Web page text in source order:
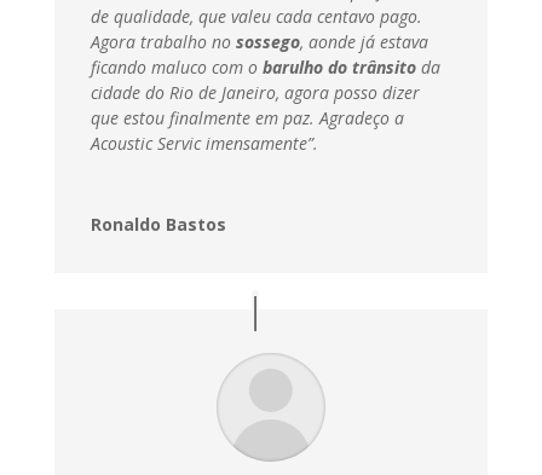
de qualidade, que valeu cada centavo pago.
Agora trabalho no sossego, aonde já estava
ficando maluco com o barulho do trânsitoda
cidade do Rio de Janeiro, agora posso dizer
que estou finalmente em paz.Agradeço a
Acoustic Servic imensamente”.
Ronaldo Bastos